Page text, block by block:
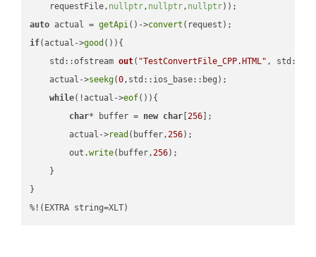
    requestFile,
nullptr, nullptr, nullptr))
auto actual = getApi()->convert
if(actual->good ()){
std::ofstream out( "TestConvertFile_CPP.HTML" ,
    actual->
seekg(0,std::ios_base::beg);
while(!actual->eof()){
char* buffer = new char [256 ];
        actual->
read (buffer,256);
        out.
write(buffer,256);
    }
}
%!(EXTRA string=XLT)